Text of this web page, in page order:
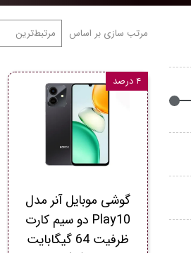
مرتب سازی بر اساس مرتبط‌ترین
گوشی موبایل آنر مدل
Play10 دو سیم کارت
ظرفیت 64 گیگابایت
۴ درصد